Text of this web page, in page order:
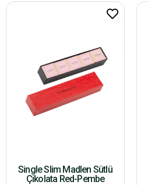
Single Slim Madlen Sütlü
Çikolata Red-Pembe